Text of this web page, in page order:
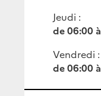
Jeudi :
de 06:00
Vendredi :
de 06:00